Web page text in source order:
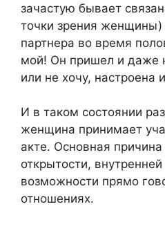
зачастую бывает
точки зрения
партнера во время
мой! Он пришел и даже
или не хочу, настроена
И в таком состоянии
женщина принимает
акте. Основная
открытости,
возможности прямо
отношениях.